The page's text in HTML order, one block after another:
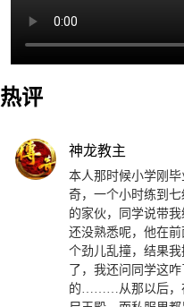
热评
神龙教主
本人那时候小学刚
奇，一个小时练到
的家伙，同学说带
还没熟悉呢，他在
个劲儿乱撞，结果
了，我还问同学这
的………从那以后，